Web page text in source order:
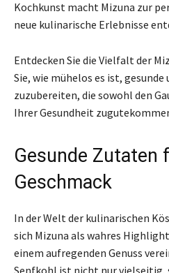
Kochkunst macht Mizuna zur
neue kulinarische Erlebnisse
Entdecken Sie die Vielfalt der
Sie, wie mühelos es ist,
zuzubereiten, die sowohl den
Ihrer Gesundheit
Gesunde Zutaten
Geschmack
In der Welt der kulinarischen
sich Mizuna als wahres
einem aufregenden Genuss
Senfkohl ist nicht nur vielseitig,